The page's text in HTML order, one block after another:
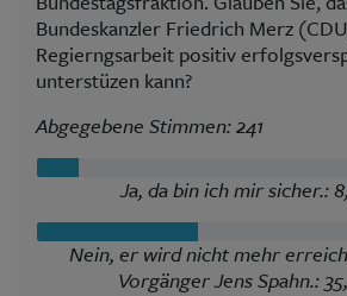
Bundeskanzler Friedrich Merz
Regierngsarbeit positiv
unterstüzen kann?
Abgegebene Stimmen: 241
Ja, da bin ich mir sicher.:
Nein, er wird nicht mehr
Vorgänger Jens Spahn.: